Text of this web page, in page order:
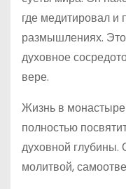
где медитировал и
размышлениях.
духовное
вере.
Жизнь в
полностью
духовной
молитвой,